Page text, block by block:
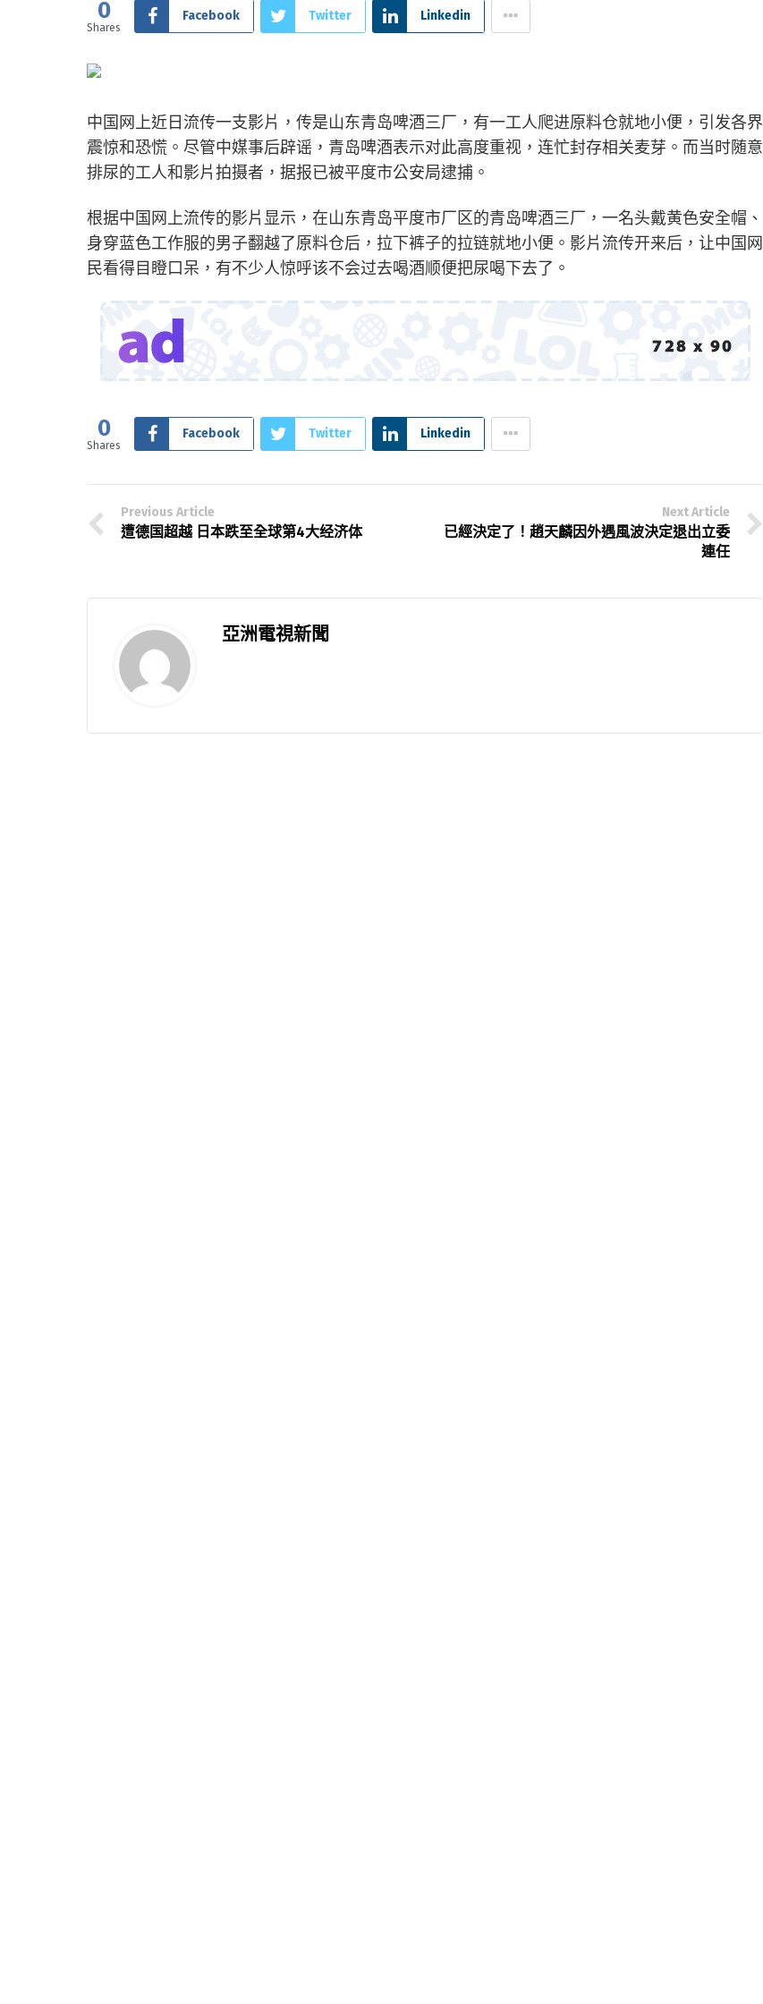
0
Shares
Facebook Twitter Linkedin
中国网上近日流传一支影片，传是山东青岛啤酒三厂，有一工人爬进原料仓就地小便，引发各界
震惊和恐慌。尽管中媒事后辟谣，青岛啤酒表示对此高度重视，连忙封存相关麦芽。而当时随意
排尿的工人和影片拍摄者，据报已被平度市公安局逮捕。
根据中国网上流传的影片显示，在山东青岛平度市厂区的青岛啤酒三厂，一名头戴黄色安全帽、
身穿蓝色工作服的男子翻越了原料仓后，拉下裤子的拉链就地小便。影片流传开来后，让中国网
民看得目瞪口呆，有不少人惊呼该不会过去喝酒顺便把尿喝下去了。
0
Shares
Facebook Twitter Linkedin
Previous Article
遭德国超越 日本跌至全球第4大经济体
Next Article
已經決定了！趙天麟因外遇風波決定退出立委
連任
亞洲電視新聞